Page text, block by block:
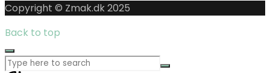
Copyright © Zmak.dk 2025
Back to top